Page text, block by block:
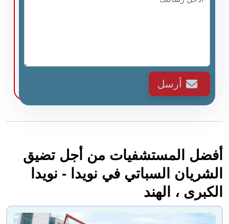
أرسل
أفضل المستشفيات من أجل تضيق
الشريان السباتي في نويدا - نويدا
الكبرى ، الهند